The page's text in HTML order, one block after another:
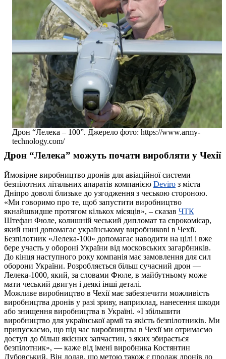
Дрон “Лелека – 100”. Джерело фото: https://www.army-
technology.com/
Дрон “Лелека” можуть почати виробляти у Чехії
Ймовірне виробництво дронів для авіаційної системи
безпілотних літальних апаратів компанією Deviro з міста
Дніпро доволі близьке до узгодження з чеською стороною.
«Ми говоримо про те, щоб запустити виробництво
якнайшвидше протягом кількох місяців», – сказав ЧТК
Штефан Фюле, колишній чеський дипломат та єврокомісар,
який нині допомагає українському виробникові в Чехії.
Безпілотник «Лелека-100» допомагає наводити на цілі і вже
бере участь у обороні України від московських загарбників.
До кінця наступного року компанія має замовлення для сил
оборони України. Розробляється більш сучасний дрон —
Лелека-1000, який, за словами Фюле, в майбутньому може
мати чеський двигун і деякі інші деталі.
Можливе виробництво в Чехії має забезпечити можливість
виробництва дронів у разі зриву, наприклад, нанесення шкоди
або знищення виробництва в Україні. «І збільшити
виробництво для української армії та якість безпілотників. Ми
припускаємо, що під час виробництва в Чехії ми отримаємо
доступ до більш якісних запчастин, з яких збирається
безпілотник», — каже від імені виробника Костянтин
Дубовський. Він додав, що метою також є продаж дронів до